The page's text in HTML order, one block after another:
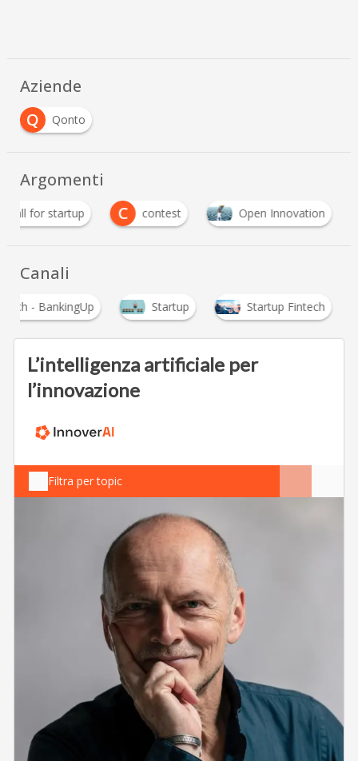
Aziende
Q
Qonto
Argomenti
call for startup C contest Open Innovation
Canali
- BankingUp Startup Startup Fintech
L’intelligenza artificiale per
l’innovazione
Filtra per topic